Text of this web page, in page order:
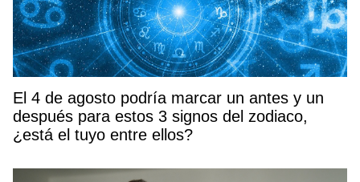
El 4 de agosto podría marcar un antes y un
después para estos 3 signos del zodiaco,
¿está el tuyo entre ellos?